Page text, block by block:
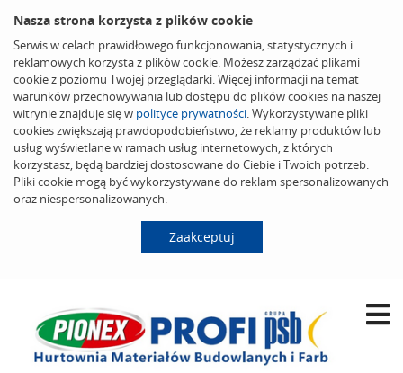
Nasza strona korzysta z plików cookie
Serwis w celach prawidłowego funkcjonowania, statystycznych i
reklamowych korzysta z plików cookie. Możesz zarządzać plikami
cookie z poziomu Twojej przeglądarki. Więcej informacji na temat
warunków przechowywania lub dostępu do plików cookies na naszej
witrynie znajduje się w polityce prywatności. Wykorzystywane pliki
cookies zwiększają prawdopodobieństwo, że reklamy produktów lub
usług wyświetlane w ramach usług internetowych, z których
korzystasz, będą bardziej dostosowane do Ciebie i Twoich potrzeb.
Pliki cookie mogą być wykorzystywane do reklam spersonalizowanych
oraz niespersonalizowanych.
Zaakceptuj